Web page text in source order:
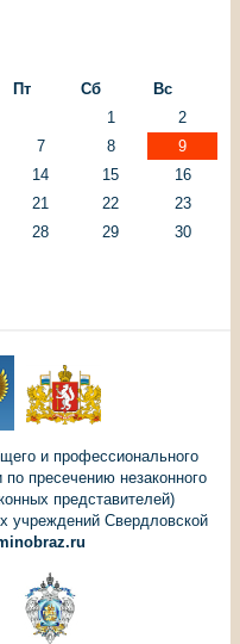
Пт Сб
Вс
1
2
7 8
9
14 15
16
21 22
23
28 29
30
и профессионального
пресечению незаконного
представителей)
учреждений Свердловской